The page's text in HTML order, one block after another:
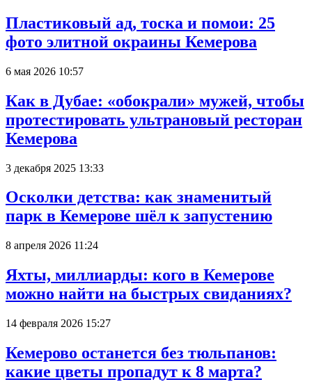
Пластиковый ад, тоска и помои: 25
фото элитной окраины Кемерова
6 мая 2026 10:57
Как в Дубае: «обокрали» мужей, чтобы
протестировать ультрановый ресторан
Кемерова
3 декабря 2025 13:33
Осколки детства: как знаменитый
парк в Кемерове шёл к запустению
8 апреля 2026 11:24
Яхты, миллиарды: кого в Кемерове
можно найти на быстрых свиданиях?
14 февраля 2026 15:27
Кемерово останется без тюльпанов:
какие цветы пропадут к 8 марта?